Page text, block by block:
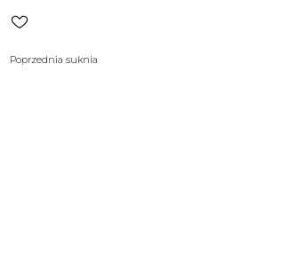
Poprzednia suknia